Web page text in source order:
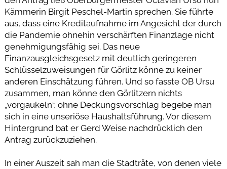
Kämmerin Birgit Peschel-Martin sprechen. Sie führte
aus, dass eine Kreditaufnahme im Angesicht der durch
die Pandemie ohnehin verschärften Finanzlage nicht
genehmigungsfähig sei. Das neue
Finanzausgleichsgesetz mit deutlich geringeren
Schlüsselzuweisungen für Görlitz könne zu keiner
anderen Einschätzung führen. Und so fasste OB Ursu
zusammen, man könne den Görlitzern nichts
„vorgaukeln“, ohne Deckungsvorschlag begebe man
sich in eine unseriöse Haushaltsführung. Vor diesem
Hintergrund bat er Gerd Weise nachdrücklich den
Antrag zurückzuziehen.
In einer Auszeit sah man die Stadträte, von denen viele